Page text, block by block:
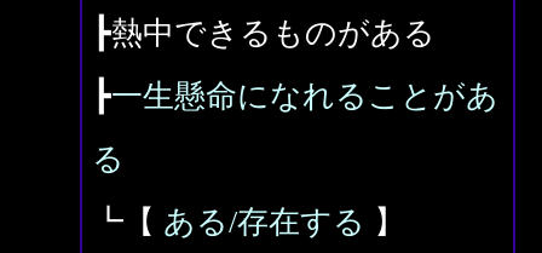
┣熱中できるものがある
┣一生懸命になれることがあ
る
┗【 ある/存在する 】